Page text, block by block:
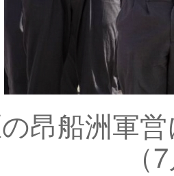
昂船洲軍